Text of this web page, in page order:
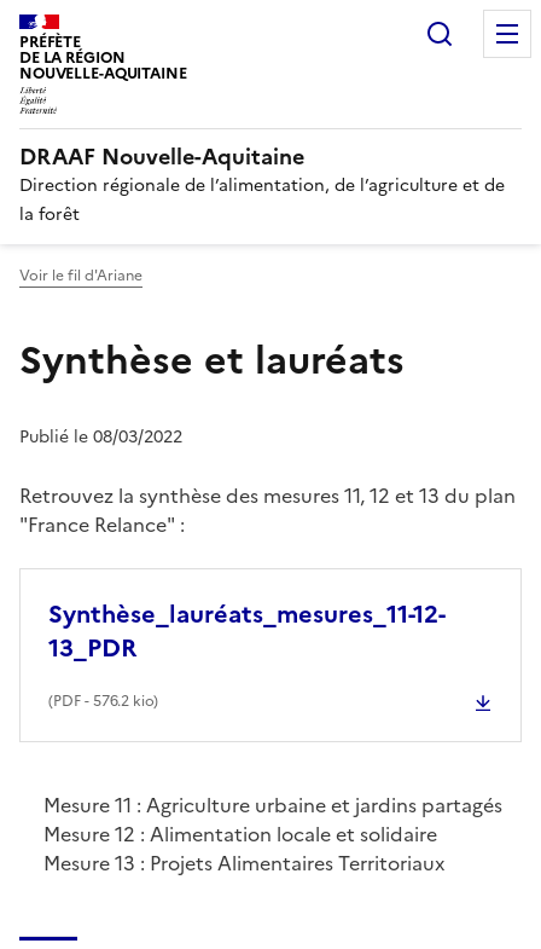
PRÉFÈTE
DE LA RÉGION
NOUVELLE-AQUITAINE
DRAAF Nouvelle-Aquitaine
Direction régionale de l’alimentation, de l’agriculture et de
la forêt
Voir le fil d'Ariane
Synthèse et lauréats
Publié le 08/03/2022
Retrouvez la synthèse des mesures 11, 12 et 13 du plan
"France Relance" :
Synthèse_lauréats_mesures_11-12-
13_PDR
(PDF- 576.2 kio)
Mesure 11 : Agriculture urbaine et jardins partagés
Mesure 12 : Alimentation locale et solidaire
Mesure 13 : Projets Alimentaires Territoriaux